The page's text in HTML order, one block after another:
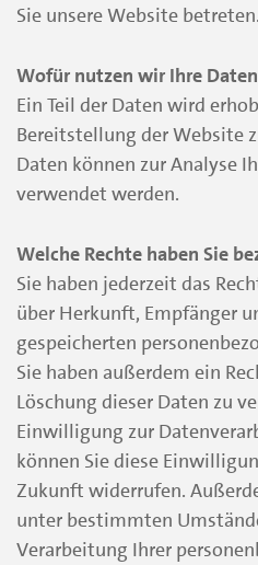
Sie unsere Website betreten.
Wofür nutzen wir Ihre
Ein Teil der Daten wird
Bereitstellung der Website
Daten können zur Analyse
verwendet werden.
Welche Rechte haben Sie
Sie haben jederzeit das
über Herkunft, Empfänger
gespeicherten
Sie haben außerdem ein
Löschung dieser Daten zu
Einwilligung zur
können Sie diese
Zukunft widerrufen.
unter bestimmten
Verarbeitung Ihrer